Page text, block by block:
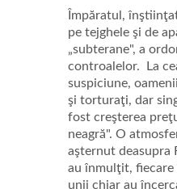
Împăratul,
pe tejghele şi de
„subterane", a
controalelor. La
suspiciune,
şi torturaţi, dar
fost creşterea
neagră". O
aşternut deasupra
au înmulţit, fiecare
unii chiar au